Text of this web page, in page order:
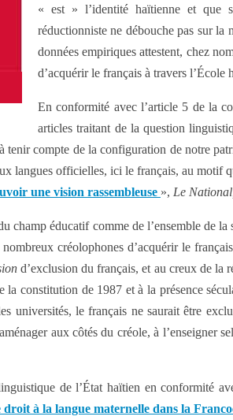
« est » l’identité haïtienne et que
réductionniste ne débouche pas sur
données empiriques attestent, chez
d’acquérir le français à travers l’École
En conformité avec l’article 5 de la
articles traitant de la question
compte de la configuration de notre
langues officielles, ici le français, au motif
une vision rassembleuse », Le National,
éducatif comme de l’ensemble de
créolophones d’acquérir le
d’exclusion du français, et au creux de la
constitution de 1987 et à la présence
universités, le français ne saurait être
aux côtés du créole, à l’enseigner
de l’État haïtien en conformité
droit à la langue maternelle dans la